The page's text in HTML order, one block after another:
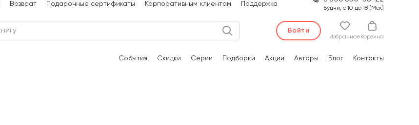
Возврат Подарочные сертификаты Корпоративным клиентам Поддержка
Будни, с 10 до 18 (Мск)
Войти
Избранное Корзина
События Скидки Серии Подборки Акции Авторы Блог Контакты